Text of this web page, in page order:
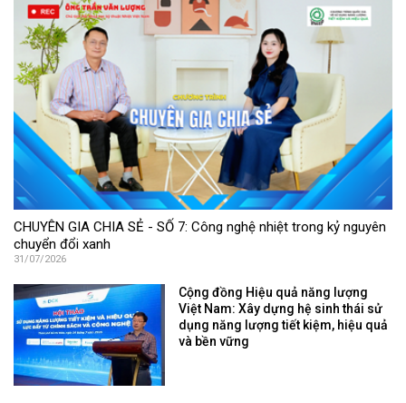
CHUYÊN GIA CHIA SẺ - SỐ 7: Công nghệ nhiệt trong kỷ nguyên
chuyển đổi xanh
31/07/2026
Cộng đồng Hiệu quả năng lượng
Việt Nam: Xây dựng hệ sinh thái sử
dụng năng lượng tiết kiệm, hiệu quả
và bền vững